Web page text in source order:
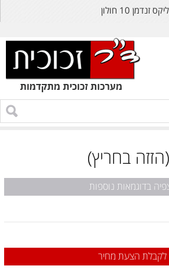
10 חולון
בחריץ)
בדוגמאות נוספות
לקבלת הצעת מחיר